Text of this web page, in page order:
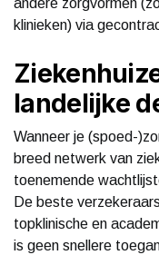
klinieken) via
landelijke
Wanneer je (spoed-
breed netwerk van
toenemende
De beste
topklinische en
is geen snellere